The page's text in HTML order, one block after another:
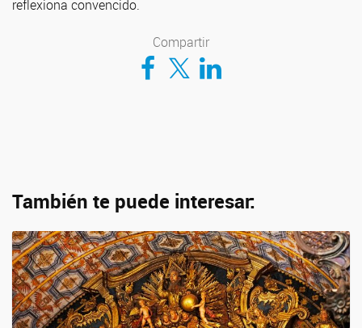
reflexiona convencido.
Compartir
Compartir en Facebook
Compartir en TwitterCompartir en LinkedIn
También te puede interesar: